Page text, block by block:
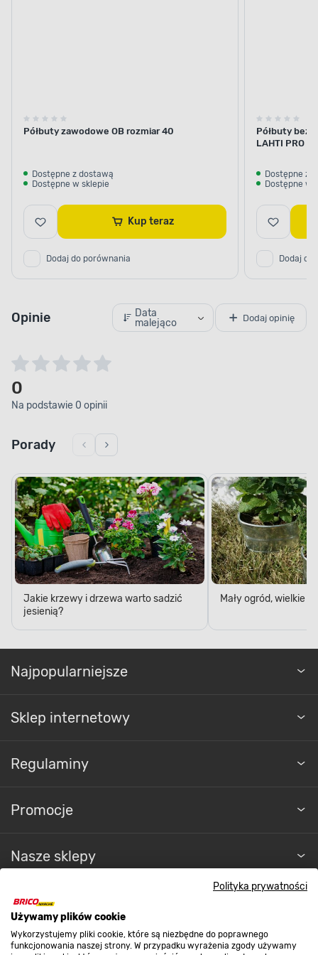
Polityka prywatności
Używamy plików cookie
Wykorzystujemy pliki cookie, które są niezbędne do poprawnego
funkcjonowania naszej strony. W przypadku wyrażenia zgody używamy
Półbuty zawodowe OB rozmiar 40
Dostępne z dostawą
Dostępne w sklepie
Kup teraz
Dodaj do porównania
Półbuty bez
LAHTI PRO
Dostępne z
Dostępne w
Dodaj do
Opinie
Data
malejąco
Dodaj opinię
0
Na podstawie 0 opinii
Porady
Jakie krzewy i drzewa warto sadzić
jesienią?
Mały ogród, wielkie
Najpopularniejsze
Sklep internetowy
Regulaminy
Promocje
Nasze sklepy
O nas
Kontakt do sklepu